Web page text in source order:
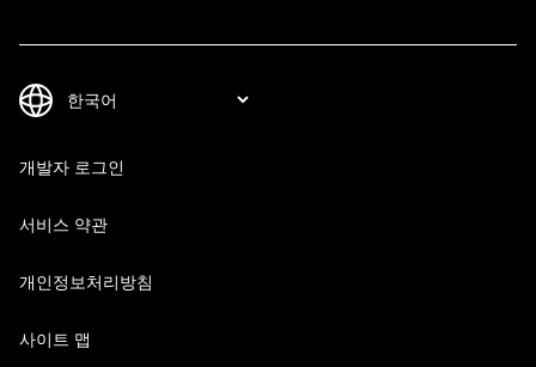
개발자 로그인
서비스 약관
개인정보처리방침
사이트 맵